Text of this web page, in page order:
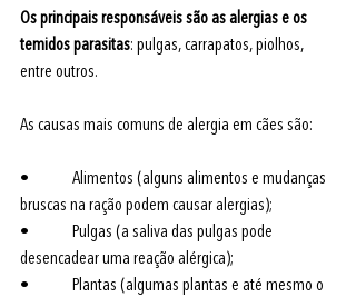
Os principais responsáveis são as alergias e os
temidos parasitas: pulgas, carrapatos, piolhos,
entre outros.
As causas mais comuns de alergia em cães são:
•             Alimentos (alguns alimentos e mudanças
bruscas na ração podem causar alergias);
•             Pulgas (a saliva das pulgas pode
desencadear uma reação alérgica);
•             Plantas (algumas plantas e até mesmo o